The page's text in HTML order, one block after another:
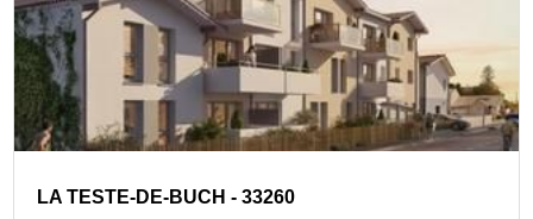
LA TESTE-DE-BUCH - 33260